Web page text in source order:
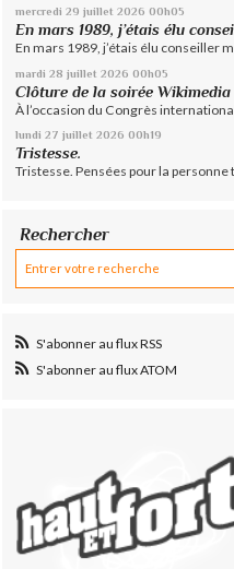
mercredi 29 juillet 2026 00h05
En mars 1989, j’étais élu
En mars 1989, j’étais élu conseiller
mardi 28 juillet 2026 00h05
Clôture de la soirée Wikimedia
À l’occasion du Congrès
lundi 27 juillet 2026 00h19
Tristesse.
Tristesse. Pensées pour la personne
Rechercher
S'abonner au flux RSS
S'abonner au flux ATOM